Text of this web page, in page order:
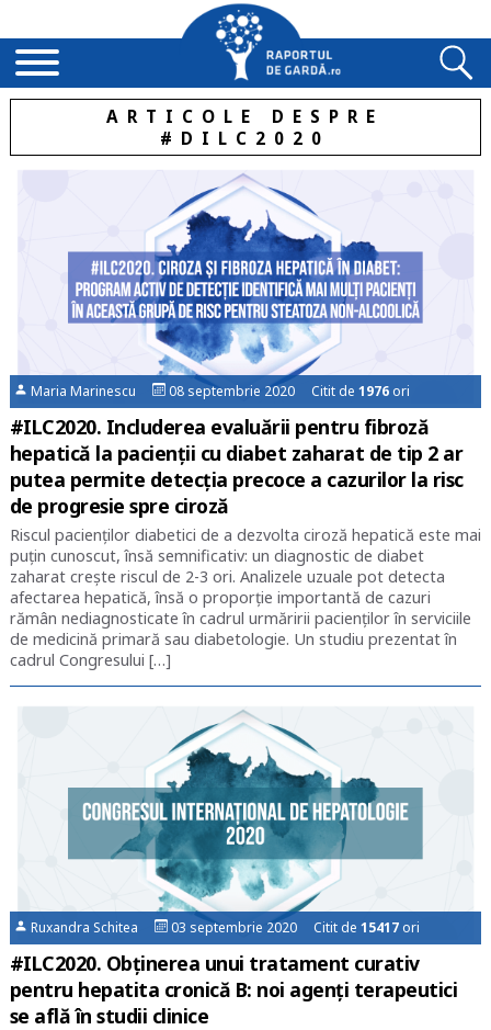
ARTICOLE DESPRE
#DILC2020
Maria Marinescu 08 septembrie 2020 Citit de1976 ori
#ILC2020. Includerea evaluării pentru fibroză
hepatică la pacienții cu diabet zaharat de tip 2 ar
putea permite detecția precoce a cazurilor la risc
de progresie spre ciroză
Riscul pacienților diabetici de a dezvolta ciroză hepatică este mai
puțin cunoscut, însă semnificativ: un diagnostic de diabet
zaharat crește riscul de 2-3 ori. Analizele uzuale pot detecta
afectarea hepatică, însă o proporție importantă de cazuri
rămân nediagnosticate în cadrul urmăririi pacienților în serviciile
de medicină primară sau diabetologie. Un studiu prezentat în
cadrul Congresului […]
Ruxandra Schitea 03 septembrie 2020 Citit de15417 ori
#ILC2020. Obținerea unui tratament curativ
pentru hepatita cronică B: noi agenți terapeutici
se află în studii clinice